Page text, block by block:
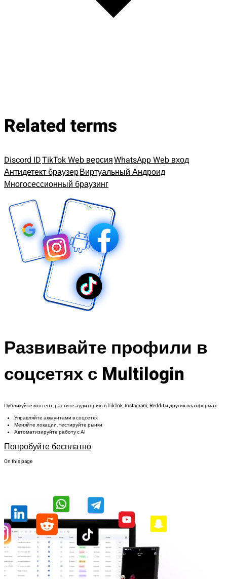
Related terms
Discord IDTikTok Web версияWhatsApp Web вход
Антидетект браузерВиртуальный Андроид
Многосессионный браузинг
Развивайте профили в
соцсетях с Multilogin
Публикуйте контент, растите аудиторию в TikTok, Instagram, Reddit и других платформах.
Управляйте аккаунтами в соцсетях
Меняйте локации, тестируйте рынки
Автоматизируйте работу с AI
Попробуйте бесплатно
On this page